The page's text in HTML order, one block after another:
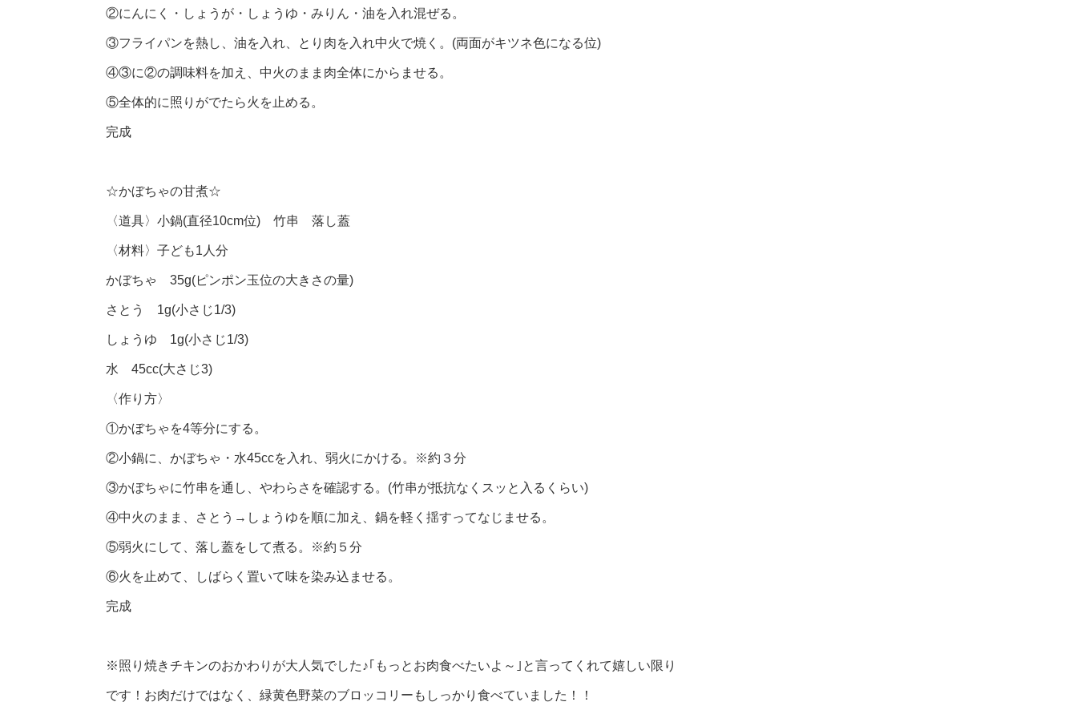
②にんにく・しょうが・しょうゆ・みりん・油を入れ混ぜる。
③フライパンを熱し、油を入れ、とり肉を入れ中火で焼く。(両面がキツネ色になる位)
④③に②の調味料を加え、中火のまま肉全体にからませる。
⑤全体的に照りがでたら火を止める。
完成
☆かぼちゃの甘煮☆
〈道具〉小鍋(直径10cm位) 竹串 落し蓋
〈材料〉子ども1人分
かぼちゃ 35g(ピンポン玉位の大きさの量)
さとう 1g(小さじ1/3)
しょうゆ 1g(小さじ1/3)
水 45cc(大さじ3)
〈作り方〉
①かぼちゃを4等分にする。
②小鍋に、かぼちゃ・水45ccを入れ、弱火にかける。※約３分
③かぼちゃに竹串を通し、やわらさを確認する。(竹串が抵抗なくスッと入るくらい)
④中火のまま、さとう→しょうゆを順に加え、鍋を軽く揺すってなじませる。
⑤弱火にして、落し蓋をして煮る。※約５分
⑥火を止めて、しばらく置いて味を染み込ませる。
完成
※照り焼きチキンのおかわりが大人気でした♪｢もっとお肉食べたいよ～｣と言ってくれて嬉しい限り
です！お肉だけではなく、緑黄色野菜のブロッコリーもしっかり食べていました！！